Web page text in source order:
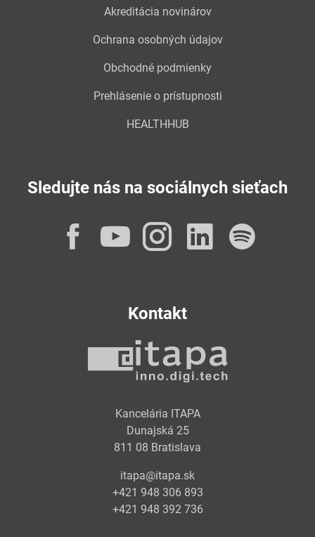
Akreditácia novinárov
Ochrana osobných údajov
Obchodné podmienky
Prehlásenie o prístupnosti
HEALTHHUB
Sledujte nás na sociálnych sieťach
Facebook
YouTube
Instagram
Kontakt
Kancelária ITAPA
Dunajská 25
811 08 Bratislava
itapa@itapa.sk
+421 948 306 893
+421 948 392 736